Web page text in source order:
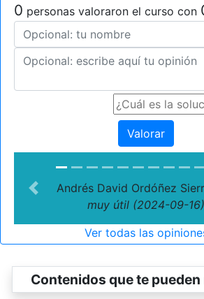
0 personas valoraron el curso con
Valorar
Andrés David Ordóñez
muy útil (2024-09-16)
Previous
Ver todas las
Contenidos que te